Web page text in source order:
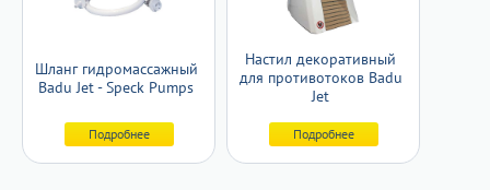
Шланг гидромассажный
Badu Jet - Speck Pumps
Подробнее
Настил декоративный
для противотоков Badu
Jet
Подробнее